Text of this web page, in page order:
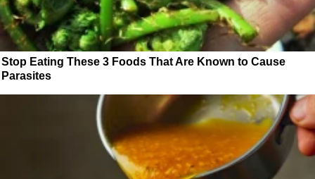
Stop Eating These 3 Foods That Are Known to Cause
Parasites